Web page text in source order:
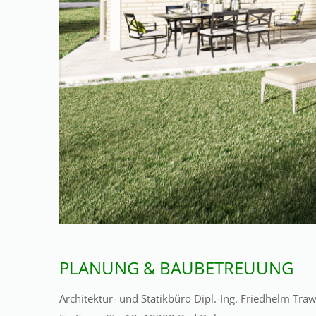
PLANUNG & BAUBETREUUNG
Architektur- und Statikbüro Dipl.-Ing. Friedhelm